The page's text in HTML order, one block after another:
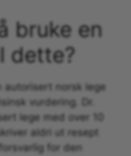
bruke en
dette?
autorisert norsk lege
vurdering. Dr.
lege med over 10
aldri ut resept
for den